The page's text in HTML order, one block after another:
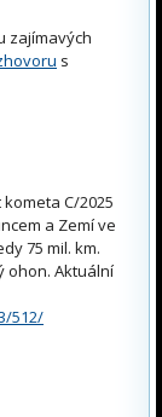
zajímavých
s
C/2025
a Zemí ve
75 mil. km.
ohon. Aktuální
512/